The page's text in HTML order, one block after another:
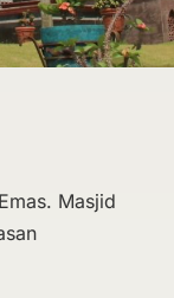
Masjid